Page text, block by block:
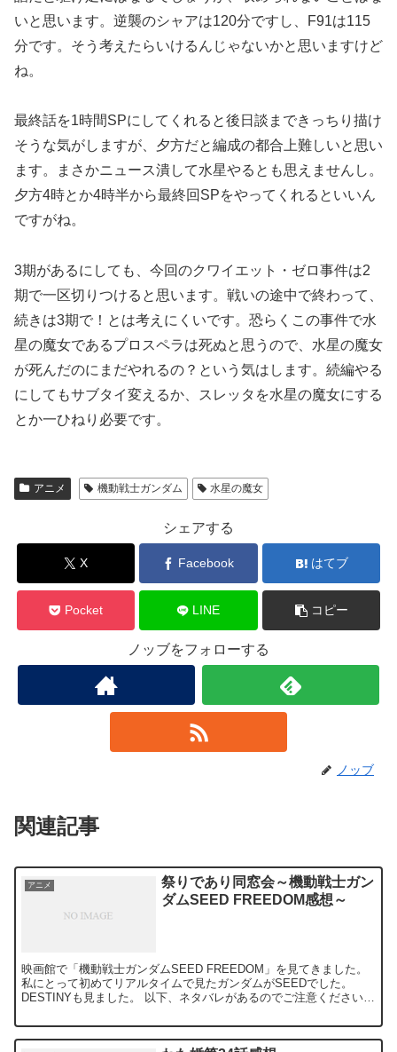
いと思います。逆襲のシャアは120分ですし、F91は115
分です。そう考えたらいけるんじゃないかと思いますけど
ね。
最終話を1時間SPにしてくれると後日談まできっちり描け
そうな気がしますが、夕方だと編成の都合上難しいと思い
ます。まさかニュース潰して水星やるとも思えませんし。
夕方4時とか4時半から最終回SPをやってくれるといいん
ですがね。
3期があるにしても、今回のクワイエット・ゼロ事件は2
期で一区切りつけると思います。戦いの途中で終わって、
続きは3期で！とは考えにくいです。恐らくこの事件で水
星の魔女であるプロスペラは死ぬと思うので、水星の魔女
が死んだのにまだやれるの？という気はします。続編やる
にしてもサブタイ変えるか、スレッタを水星の魔女にする
とか一ひねり必要です。
アニメ 機動戦士ガンダム 水星の魔女
シェアする
X Facebook はてブ
Pocket LINE コピー
ノッブをフォローする
ノッブ
関連記事
アニメ
祭りであり同窓会～機動戦士ガン
ダムSEED FREEDOM感想～
映画館で「機動戦士ガンダムSEED FREEDOM」を見てきました。
私にとって初めてリアルタイムで見たガンダムがSEEDでした。
DESTINYも見ました。 以下、ネタバレがあるのでご注意ください。